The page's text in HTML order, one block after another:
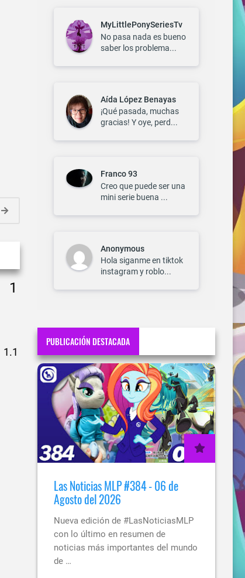
MyLittlePonySeriesTv
No pasa nada es bueno
saber los problema...
Aída López Benayas
¡Qué pasada, muchas
gracias! Y oye, perd...
Franco 93
Creo que puede ser una
mini serie buena ...
Anonymous
Hola siganme en tiktok
instagram y roblo...
PUBLICACIÓN DESTACADA
Las Noticias MLP #384 - 06 de
Agosto del 2026
Nueva edición de #LasNoticiasMLP
con lo último en resumen de
noticias más importantes del mundo
de …